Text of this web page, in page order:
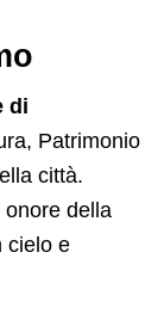
di
Patrimonio
città.
onore della
cielo e